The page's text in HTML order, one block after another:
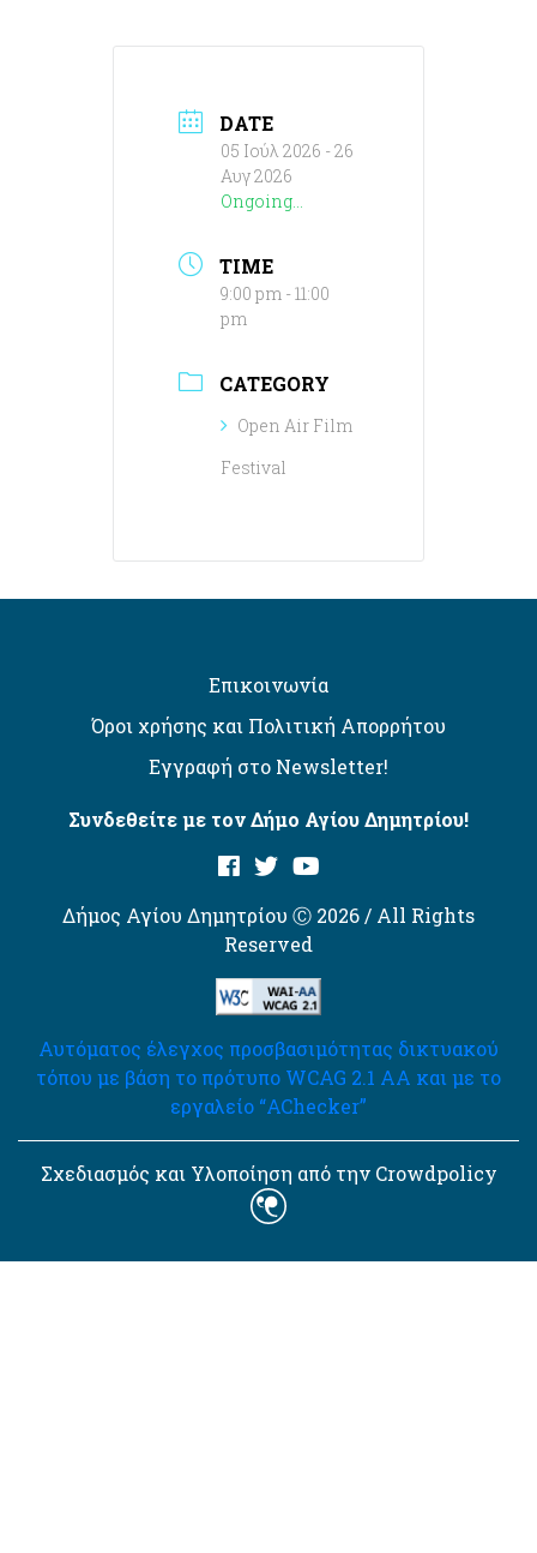
DATE
05 Ιούλ 2026 - 26
Αυγ 2026
Ongoing...
TIME
9:00 pm - 11:00
pm
CATEGORY
Open Air Film
Festival
Επικοινωνία
Όροι χρήσης και Πολιτική Απορρήτου
Εγγραφή στο Newsletter!
Συνδεθείτε με τον Δήμο Αγίου Δημητρίου!
Δήμος Αγίου Δημητρίου Ⓒ 2026 / All Rights
Reserved
Αυτόματος έλεγχος προσβασιμότητας δικτυακού
τόπου με βάση το πρότυπο WCAG 2.1 AA και με το
εργαλείο “AChecker”
Σχεδιασμός και Υλοποίηση από την Crowdpolicy